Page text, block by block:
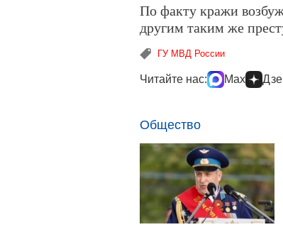
По факту кражи
другим таким же
ГУ МВД России
Читайте нас: Max
Общество